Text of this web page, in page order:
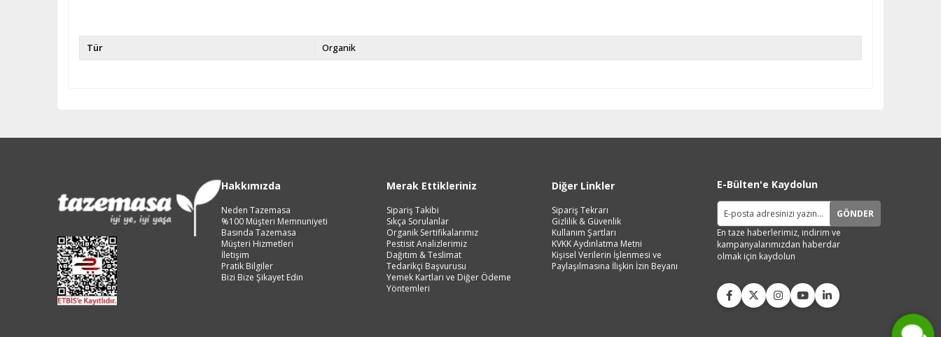
Tür Organik
Hakkımızda
Neden Tazemasa
%100 Müşteri Memnuniyeti
Basında Tazemasa
Müşteri Hizmetleri
İletişim
Pratik Bilgiler
Bizi Bize Şikayet Edin
Merak Ettikleriniz
Sipariş Takibi
Sıkça Sorulanlar
Organik Sertifikalarımız
Pestisit Analizlerimiz
Dağıtım & Teslimat
Tedarikçi Başvurusu
Yemek Kartları ve Diğer Ödeme
Yöntemleri
Diğer Linkler
Sipariş Tekrarı
Gizlilik & Güvenlik
Kullanım Şartları
KVKK Aydınlatma Metni
Kişisel Verilerin İşlenmesi ve
Paylaşılmasına İlişkin İzin Beyanı
E-Bülten'e Kaydolun
GÖNDER
En taze haberlerimiz, indirim ve
kampanyalarımızdan haberdar
olmak için kaydolun